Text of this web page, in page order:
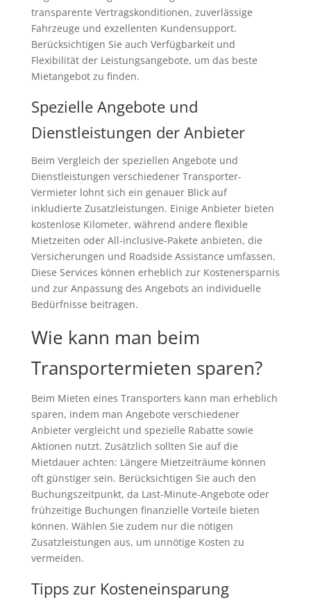
transparente Vertragskonditionen, zuverlässige
Fahrzeuge und exzellenten Kundensupport.
Berücksichtigen Sie auch Verfügbarkeit und
Flexibilität der Leistungsangebote, um das beste
Mietangebot zu finden.
Spezielle Angebote und
Dienstleistungen der Anbieter
Beim Vergleich der speziellen Angebote und
Dienstleistungen verschiedener Transporter-
Vermieter lohnt sich ein genauer Blick auf
inkludierte Zusatzleistungen. Einige Anbieter bieten
kostenlose Kilometer, während andere flexible
Mietzeiten oder All-inclusive-Pakete anbieten, die
Versicherungen und Roadside Assistance umfassen.
Diese Services können erheblich zur Kostenersparnis
und zur Anpassung des Angebots an individuelle
Bedürfnisse beitragen.
Wie kann man beim
Transportermieten sparen?
Beim Mieten eines Transporters kann man erheblich
sparen, indem man Angebote verschiedener
Anbieter vergleicht und spezielle Rabatte sowie
Aktionen nutzt. Zusätzlich sollten Sie auf die
Mietdauer achten: Längere Mietzeiträume können
oft günstiger sein. Berücksichtigen Sie auch den
Buchungszeitpunkt, da Last-Minute-Angebote oder
frühzeitige Buchungen finanzielle Vorteile bieten
können. Wählen Sie zudem nur die nötigen
Zusatzleistungen aus, um unnötige Kosten zu
vermeiden.
Tipps zur Kosteneinsparung